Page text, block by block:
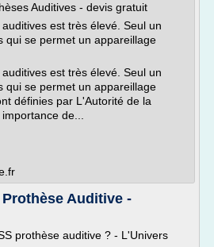
Auditives - devis gratuit
est très élevé. Seul un
qui se permet un appareillage
est très élevé. Seul un
qui se permet un appareillage
définies par L'Autorité de la
de...
Auditive -
prothèse auditive ? - L'Univers